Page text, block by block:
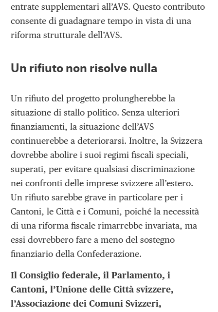
entrate supplementari all’AVS. Questo contributo
consente di guadagnare tempo in vista di una
riforma strutturale dell’AVS.
Un rifiuto non risolve nulla
Un rifiuto del progetto prolungherebbe la
situazione di stallo politico. Senza ulteriori
finanziamenti, la situazione dell’AVS
continuerebbe a deteriorarsi. Inoltre, la Svizzera
dovrebbe abolire i suoi regimi fiscali speciali,
superati, per evitare qualsiasi discriminazione
nei confronti delle imprese svizzere all’estero.
Un rifiuto sarebbe grave in particolare per i
Cantoni, le Città e i Comuni, poiché la necessità
di una riforma fiscale rimarrebbe invariata, ma
essi dovrebbero fare a meno del sostegno
finanziario della Confederazione.
Il Consiglio federale, il Parlamento, i
Cantoni, l’Unione delle Città svizzere,
l’Associazione dei Comuni Svizzeri,